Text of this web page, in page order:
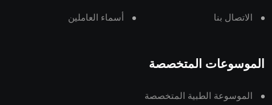
الاتصال بنا أسماء العاملين
الموسوعات المتخصصة
الموسوعة الطبية المتخصصة